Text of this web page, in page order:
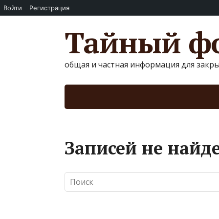
Войти Регистрация
Тайный
общая и частная информация для
Записей не